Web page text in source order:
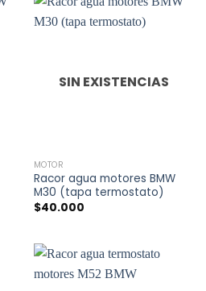
SIN EXISTENCIAS
MOTOR
Racor agua motores BMW
M30 (tapa termostato)
$40.000